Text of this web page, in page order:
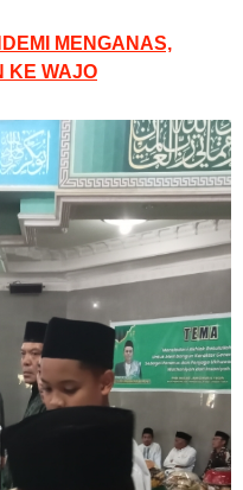
MENGANAS,
KE WAJO